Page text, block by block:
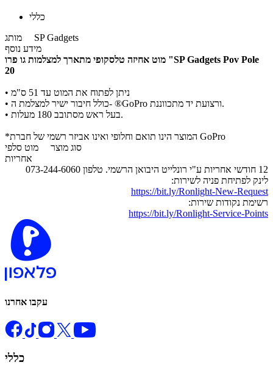
כללי
מותג SP Gadgets
מידע נוסף
מוט אחיזה טלסקופי מתארך למצלמות גו פרו "SP Gadgets Pov Pole
20
•
ניתן לפתוח את המוט עד 51 ס"מ
•
כולל חיבור ישיר למצלמת ה- ®GoPro ורצועת יד מתכווננת.
•
בעל ראש מסתובב 180 מעלות.
*המוצר הינו תואם וחלופי ואינו אביזר רשמי של חברת GoPro
סוג מוצר מוט סלפי
אחריות
12 חודשי אחריות ע"י רונלייט היבואן הרשמי. טלפון 073-244-6060
לינק לפתיחת פניה לשירות:
https://bit.ly/Ronlight-New-Request
רשימת נקודות שירות:
https://bit.ly/Ronlight-Service-Points
עקבו אחרנו
כללי